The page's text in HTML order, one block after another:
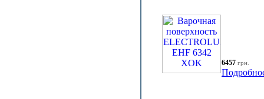
6457 грн.